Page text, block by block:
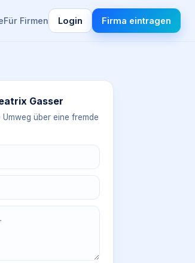
Für Firmen Login Firma eintragen
Gasser
über eine fremde